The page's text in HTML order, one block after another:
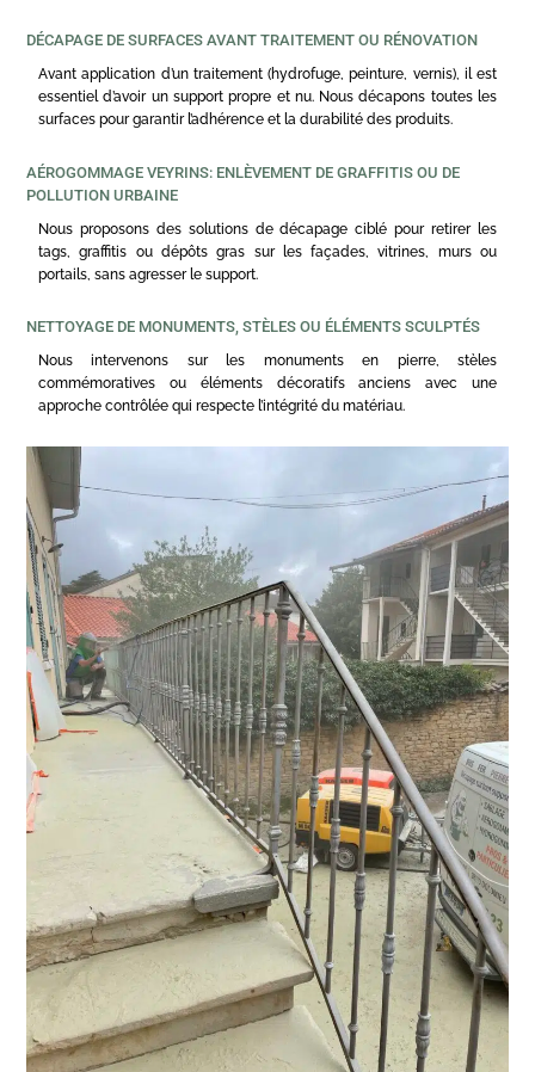
DÉCAPAGE DE SURFACES AVANT TRAITEMENT OU RÉNOVATION
Avant application d’un traitement (hydrofuge, peinture, vernis), il est
essentiel d’avoir un support propre et nu. Nous décapons toutes les
surfaces pour garantir l’adhérence et la durabilité des produits.
AÉROGOMMAGE VEYRINS: ENLÈVEMENT DE GRAFFITIS OU DE
POLLUTION URBAINE
Nous proposons des solutions de décapage ciblé pour retirer les
tags, graffitis ou dépôts gras sur les façades, vitrines, murs ou
portails, sans agresser le support.
NETTOYAGE DE MONUMENTS, STÈLES OU ÉLÉMENTS SCULPTÉS
Nous intervenons sur les monuments en pierre, stèles
commémoratives ou éléments décoratifs anciens avec une
approche contrôlée qui respecte l’intégrité du matériau.